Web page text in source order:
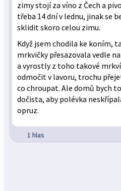
zimy stojí za víno z Čech a
třeba 14 dní v lednu, jinak se
sklidit skoro celou zimu.
Když jsem chodila ke koním,
mrkvičky přesazovala vedle
a vyrostly z toho takové
odmočit v lavoru, trochu
co chroupat. Ale domů bych
dočista, aby polévka
opruz.
1 hlas